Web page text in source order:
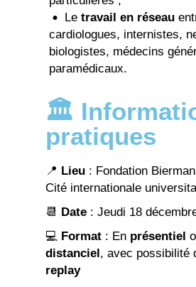
Le travail en réseau
cardiologues, internistes,
biologistes, médecins
paramédicaux.
🏛️
pratiques
📍 Lieu : Fondation
Cité internationale
📆
Date : Jeudi 18
💻 Format : En présentiel
distanciel , avec possibilité
replay